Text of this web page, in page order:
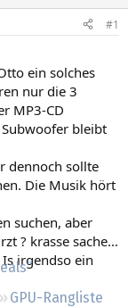
GPU-Rangliste
#1
ein solches
nur die 3
MP3-CD
bleibt
dennoch sollte
Die Musik hört
suchen, aber
? krasse sache...
irgendso ein